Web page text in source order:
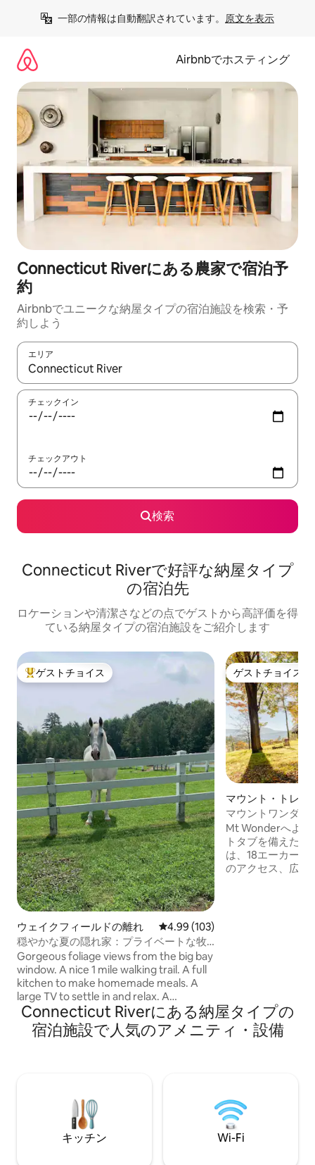
一部の情報は自動翻訳されています。 原文を表示
Airbnbでホスティング
Connecticut Riverにある農家で宿泊予
約
Airbnbでユニークな納屋タイプの宿泊施設を検索・予
約しよう
エリア
検索結果が表示されたら、上下の矢印キーを使って移動するか
チェックイン
チェックアウト
検索
Connecticut Riverで好評な納屋タイプ
の宿泊先
ロケーションや清潔さなどの点でゲストから高評価を得
ている納屋タイプの宿泊施設をご紹介します
大好評のゲストチョイスです。
ゲストチョイス
ウェイクフィールドの離れ レビュー103件、5つ星中4.99つ
4.99 (103)
穏やかな夏の隠れ家：プライベートな牧
馬場
Gorgeous foliage views from the big bay
window. A nice 1 mile walking trail. A full
kitchen to make homemade meals. A
large TV to settle in and relax. A
workspace if needed. Laundry. Extra
space could be used for storage/air
mattress/kid space. Come experience
Escape the busy city noise. Relax at our
firepit and check out the stars
ゲストチョイス
ゲストチョイス
マウント・トレン
軒家
マウントワンダー
る大きな快適なキ
Mt Wonderへよう
トタブを備えた
は、18エーカー
のアクセス、広大
色を楽しみ、ハイ
満喫しましょう。 もっと広いお部屋が必
要ですか？いと
Connecticut Riverにある納屋タイプの
宿泊施設で人気のアメニティ・設備
キッチン Wi-Fi